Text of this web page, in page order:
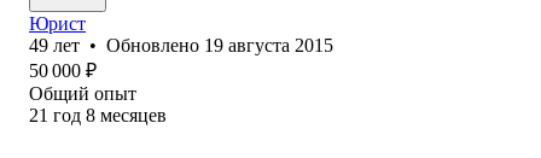
Юрист
49 лет • Обновлено 19 августа 2015
50 000 ₽
Общий опыт
21 год 8 месяцев